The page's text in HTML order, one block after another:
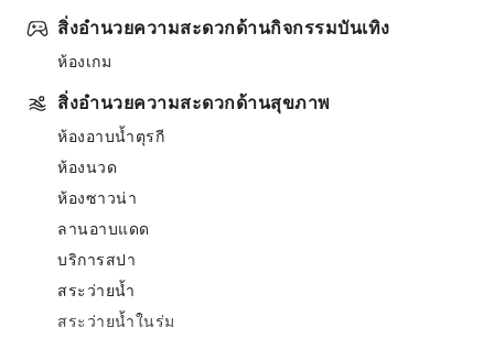
สิ่งอำนวยความสะดวกด้านกิจกรรมบันเทิง
ห้องเกม
สิ่งอำนวยความสะดวกด้านสุขภาพ
ห้องอาบน้ำตุรกี
ห้องนวด
ห้องซาวน่า
ลานอาบแดด
บริการสปา
สระว่ายน้ำ
สระว่ายน้ำในร่ม